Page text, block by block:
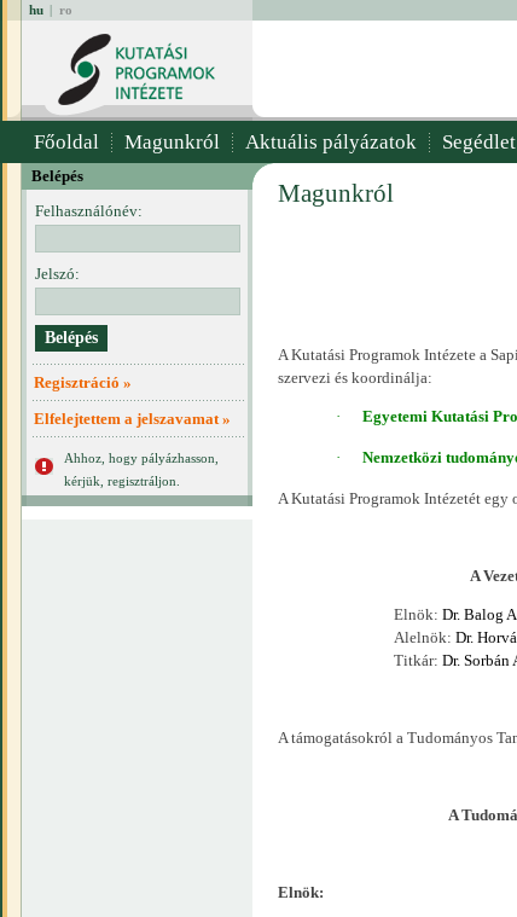
hu | ro
Főoldal Magunkról Aktuális pályázatok Segédlet
Belépés
Felhasználónév:
Jelszó:
Regisztráció »
Elfelejtettem a jelszavamat »
Ahhoz, hogy pályázhasson,
kérjük, regisztráljon.
Magunkról
A Kutatási Programok Intézete a
szervezi és koordinálja:
· Egyetemi Kutatási
· Nemzetközi
A Kutatási Programok Intézetét egy
A
Elnök: Dr. Balog
Alelnök: Dr.
Titkár: Dr. Sorbán
A támogatásokról a Tudományos
A
Elnök: